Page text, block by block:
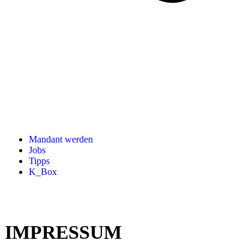
Mandant werden
Jobs
Tipps
K_Box
IMPRESSUM